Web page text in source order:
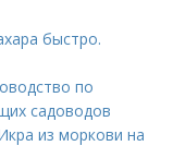
быстро.
по
садоводов
из моркови на